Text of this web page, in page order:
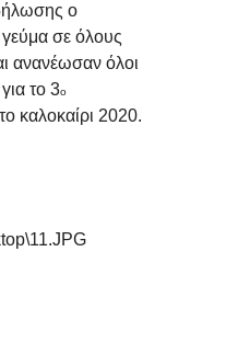
ο
σε όλους
ανανέωσαν όλοι
το 3ο
καλοκαίρι 2020.